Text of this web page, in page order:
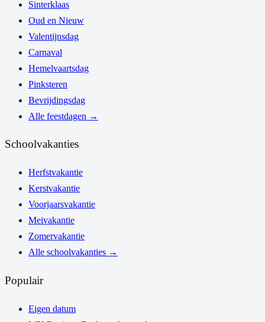
Sinterklaas
Oud en Nieuw
Valentijnsdag
Carnaval
Hemelvaartsdag
Pinksteren
Bevrijdingsdag
Alle feestdagen →
Schoolvakanties
Herfstvakantie
Kerstvakantie
Voorjaarsvakantie
Meivakantie
Zomervakantie
Alle schoolvakanties →
Populair
Eigen datum